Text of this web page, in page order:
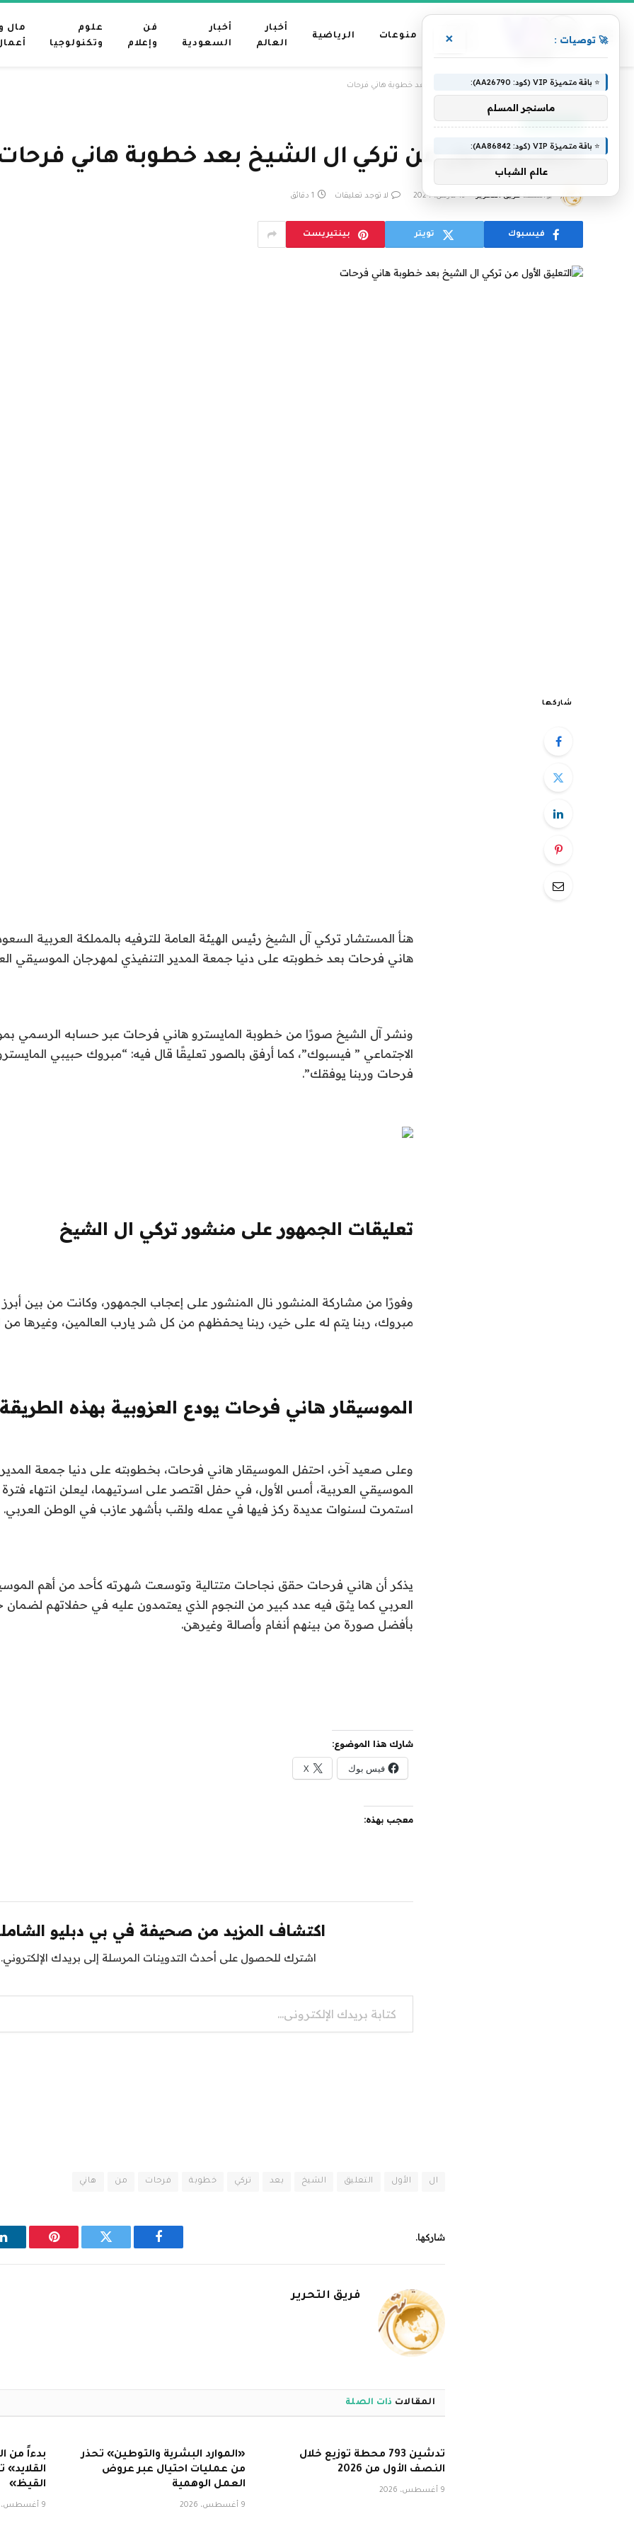
رئيسية
منوعات الرياضية
أخبار
العالم
أخبار
السعودية
فن
وإعلام
علوم
وتكنولوجيا
مال و
الرئيسية » التعليق الأول من تركي ال الشيخ بعد خطوبة هاني فرحات
عناوين رئيسية
التعليق الأول من تركي ال الشيخ بعد خطوبة هاني
بواسطة فريق التحرير 15 مارس، 2024 لا توجد تعليقات 1 دقائق
فيسبوك تويتر بينتيريست
شاركها
هنأ المستشار تركي آل الشيخ رئيس الهيئة العامة للترفيه بالمملكة العربية
هاني فرحات بعد خطوبته على دنيا جمعة المدير التنفيذي لمهرجان الموسيقي
ونشر آل الشيخ صورًا من خطوبة المايسترو هاني فرحات عبر حسابه الرسمي
الاجتماعي ” فيسبوك”، كما أرفق بالصور تعليقًا قال فيه: “مبروك حبيبي
فرحات وربنا يوفقك”.
تعليقات الجمهور على منشور تركي ال الشيخ
وفورًا من مشاركة المنشور نال المنشور على إعجاب الجمهور، وكانت من بين أبرز
مبروك، ربنا يتم له على خير، ربنا يحفظهم من كل شر يارب العالمين، وغيرها من
الموسيقار هاني فرحات يودع العزوبية بهذه الطريقة
وعلى صعيد آخر، احتفل الموسيقار هاني فرحات، بخطوبته على دنيا جمعة المدير
الموسيقي العربية، أمس الأول، في حفل اقتصر على اسرتيهما، ليعلن انتهاء فترة
استمرت لسنوات عديدة ركز فيها في عمله ولقب بأشهر عازب في الوطن العربي.
يذكر أن هاني فرحات حقق نجاحات متتالية وتوسعت شهرته كأحد من أهم
العربي كما يثق فيه عدد كبير من النجوم الذي يعتمدون عليه في حفلاتهم
بأفضل صورة من بينهم أنغام وأصالة وغيرهن.
شارك هذا الموضوع:
فيس بوك X
معجب بهذه:
اكتشاف المزيد من صحيفة في بي دبليو
اشترك للحصول على أحدث التدوينات المرسلة إلى بريدك الإلكتروني.
كتابة بريدك الإلكتروني...
ال الأول التعليق الشيخ بعد تركي خطوبة فرحات من هاني
شاركها.
فيسبوك تويتر بينتيريست
فريق التحرير
المقالات ذات الصلة
تدشين 793 محطة توزيع خلال
النصف الأول من 2026
9 أغسطس، 2026
«الموارد البشرية والتوطين» تحذر
من عمليات احتيال عبر عروض
العمل الوهمية
9 أغسطس، 2026
بدءاً من
القيظ»
9 أغسطس، 2026
🚀 توصيات : ×
⭐ باقة متميزة VIP (كود: AA26790):
ماسنجر المسلم
⭐ باقة متميزة VIP (كود: AA86842):
عالم الشباب